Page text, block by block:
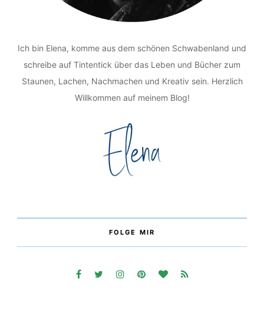
Ich bin Elena, komme aus dem schönen Schwabenland und
schreibe auf Tintentick über das Leben und Bücher zum
Staunen, Lachen, Nachmachen und Kreativ sein. Herzlich
Willkommen auf meinem Blog!
FOLGE MIR